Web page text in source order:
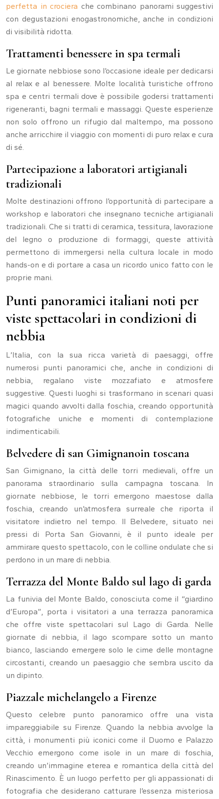
perfetta in crociera che combinano panorami suggestivi
con degustazioni enogastronomiche, anche in condizioni
di visibilità ridotta.
Trattamenti benessere in spa termali
Le giornate nebbiose sono l’occasione ideale per dedicarsi
al relax e al benessere. Molte località turistiche offrono
spa e centri termali dove è possibile godersi trattamenti
rigeneranti, bagni termali e massaggi. Queste esperienze
non solo offrono un rifugio dal maltempo, ma possono
anche arricchire il viaggio con momenti di puro relax e cura
di sé.
Partecipazione a laboratori artigianali
tradizionali
Molte destinazioni offrono l’opportunità di partecipare a
workshop e laboratori che insegnano tecniche artigianali
tradizionali. Che si tratti di ceramica, tessitura, lavorazione
del legno o produzione di formaggi, queste attività
permettono di immergersi nella cultura locale in modo
hands-on e di portare a casa un ricordo unico fatto con le
proprie mani.
Punti panoramici italiani noti per
viste spettacolari in condizioni di
nebbia
L’Italia, con la sua ricca varietà di paesaggi, offre
numerosi punti panoramici che, anche in condizioni di
nebbia, regalano viste mozzafiato e atmosfere
suggestive. Questi luoghi si trasformano in scenari quasi
magici quando avvolti dalla foschia, creando opportunità
fotografiche uniche e momenti di contemplazione
indimenticabili.
Belvedere di san Gimignanoin toscana
San Gimignano, la città delle torri medievali, offre un
panorama straordinario sulla campagna toscana. In
giornate nebbiose, le torri emergono maestose dalla
foschia, creando un’atmosfera surreale che riporta il
visitatore indietro nel tempo. Il Belvedere, situato nei
pressi di Porta San Giovanni, è il punto ideale per
ammirare questo spettacolo, con le colline ondulate che si
perdono in un mare di nebbia.
Terrazza del Monte Baldo sul lago di garda
La funivia del Monte Baldo, conosciuta come il “giardino
d’Europa”, porta i visitatori a una terrazza panoramica
che offre viste spettacolari sul Lago di Garda. Nelle
giornate di nebbia, il lago scompare sotto un manto
bianco, lasciando emergere solo le cime delle montagne
circostanti, creando un paesaggio che sembra uscito da
un dipinto.
Piazzale michelangelo a Firenze
Questo celebre punto panoramico offre una vista
impareggiabile su Firenze. Quando la nebbia avvolge la
città, i monumenti più iconici come il Duomo e Palazzo
Vecchio emergono come isole in un mare di foschia,
creando un’immagine eterea e romantica della città del
Rinascimento. È un luogo perfetto per gli appassionati di
fotografia che desiderano catturare l’essenza misteriosa